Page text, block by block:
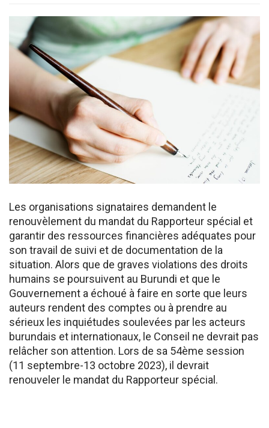
Les organisations signataires demandent le
renouvèlement du mandat du Rapporteur spécial et
garantir des ressources financières adéquates pour
son travail de suivi et de documentation de la
situation. Alors que de graves violations des droits
humains se poursuivent au Burundi et que le
Gouvernement a échoué à faire en sorte que leurs
auteurs rendent des comptes ou à prendre au
sérieux les inquiétudes soulevées par les acteurs
burundais et internationaux, le Conseil ne devrait pas
relâcher son attention. Lors de sa 54ème session
(11 septembre-13 octobre 2023), il devrait
renouveler le mandat du Rapporteur spécial.